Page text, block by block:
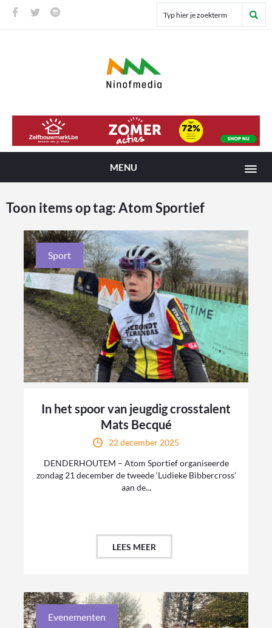
MENU
Toon items op tag:Atom Sportief
Sport
In het spoor van jeugdig crosstalent
Mats Becqué
22 december 2025
DENDERHOUTEM – Atom Sportief organiseerde
zondag 21 december de tweede ‘Ludieke Bibbercross’
aan de...
LEES MEER
Evenementen